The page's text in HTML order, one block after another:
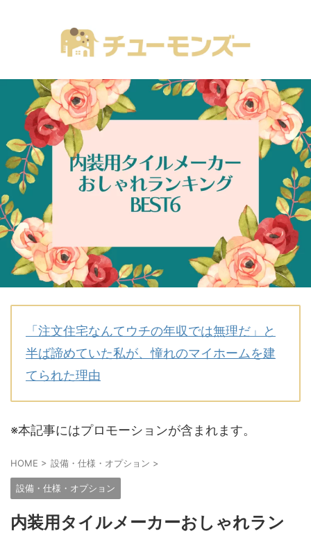
「注文住宅なんてウチの年収では無理だ」と
半ば諦めていた私が、憧れのマイホームを建
てられた理由
※本記事にはプロモーションが含まれます。
HOME > 設備・仕様・オプション >
設備・仕様・オプション
内装用タイルメーカーおしゃれラン